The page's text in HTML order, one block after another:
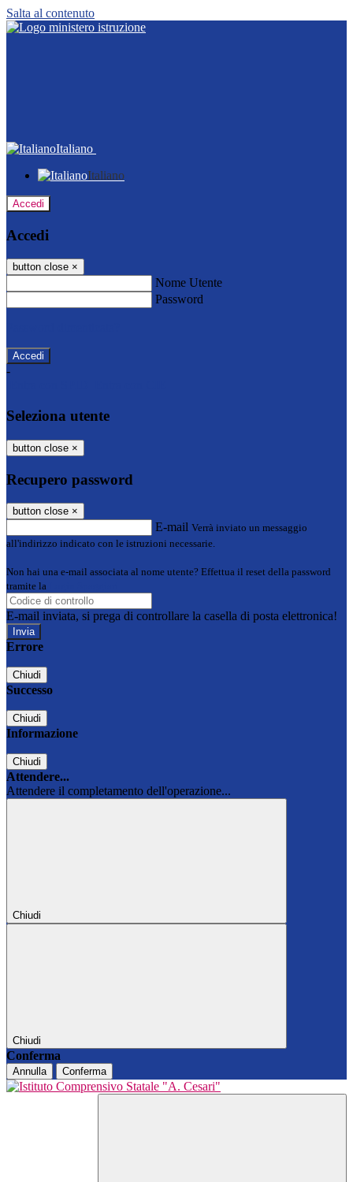
Salta al contenuto
Italiano
Italiano
Accedi
Accedi
button close ×
Nome Utente
Password
-
Seleziona utente
button close ×
Recupero password
button close ×
E-mail Verrà inviato un messaggio
all'indirizzo indicato con le istruzioni necessarie.
Non hai una e-mail associata al nome utente? Effettua il reset della password
tramite la
E-mail inviata, si prega di controllare la casella di posta elettronica!
Errore
Chiudi
Successo
Chiudi
Informazione
Chiudi
Attendere...
Attendere il completamento dell'operazione...
Chiudi
Chiudi
Conferma
Annulla Conferma